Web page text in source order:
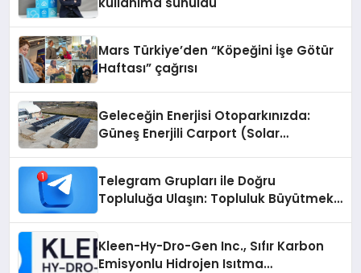
Mars Türkiye’den “Köpeğini İşe Götür
Haftası” çağrısı
Geleceğin Enerjisi Otoparkınızda:
Güneş Enerjili Carport (Solar
Telegram Grupları ile Doğru
Topluluğa Ulaşın: Topluluk Büyütmek
Kleen-Hy-Dro-Gen Inc., Sıfır Karbon
Emisyonlu Hidrojen Isıtma